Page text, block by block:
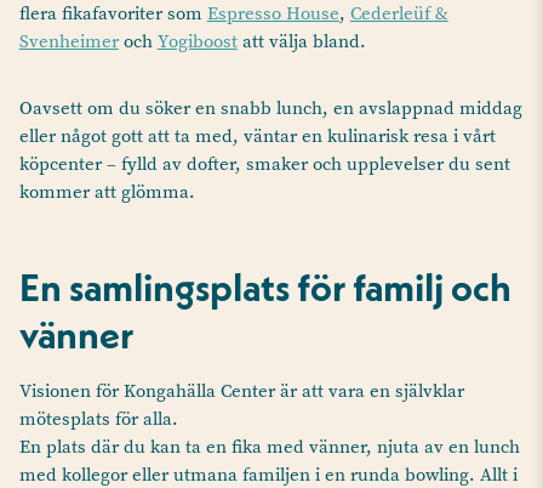
flera fikafavoriter som Espresso House, Cederleüf &
Svenheimeroch Yogiboostatt välja bland.
Oavsett om du söker en snabb lunch, en avslappnad middag
eller något gott att ta med, väntar en kulinarisk resa i vårt
köpcenter – fylld av dofter, smaker och upplevelser du sent
kommer att glömma.
En samlingsplats för familj och
vänner
Visionen för Kongahälla Center är att vara en självklar
mötesplats för alla.
En plats där du kan ta en fika med vänner, njuta av en lunch
med kollegor eller utmana familjen i en runda bowling. Allt i